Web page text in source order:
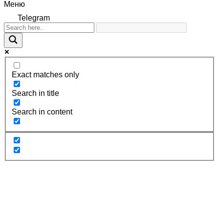
Меню
Telegram
Exact matches only
Search in title
Search in content